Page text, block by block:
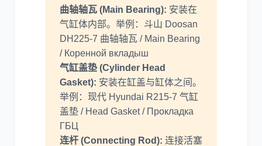
曲轴轴瓦 (Main Bearing): 安装在
气缸体内部。举例：斗山 Doosan
DH225-7 曲轴轴瓦 / Main Bearing
/ Коренной вкладыш
气缸盖垫 (Cylinder Head
Gasket): 安装在缸盖与缸体之间。
举例：现代 Hyundai R215-7 气缸
盖垫 / Head Gasket / Прокладка
ГБЦ
连杆 (Connecting Rod): 连接活塞